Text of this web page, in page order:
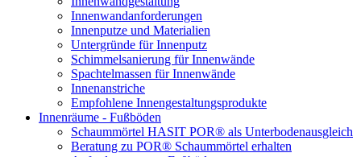
Innenwandanforderungen
Innenputze und Materialien
Untergründe für Innenputz
Schimmelsanierung für Innenwände
Spachtelmassen für Innenwände
Innenanstriche
Empfohlene Innengestaltungsprodukte
Innenräume - Fußböden
Schaummörtel HASIT POR® als Unterbodenausgleich
Beratung zu POR® Schaummörtel erhalten